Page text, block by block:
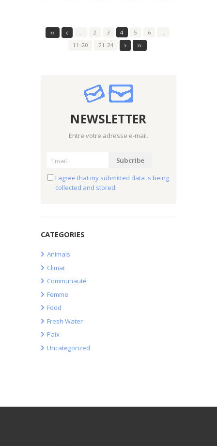
2 3 4 5 6
11-20
21-24
NEWSLETTER
Entre votre adresse e-mail.
I agree that my submitted data is being
collected and stored.
CATEGORIES
Animals
Climat
Communauté
Femme
Food
Fresh Water
Paix
Uncategorized